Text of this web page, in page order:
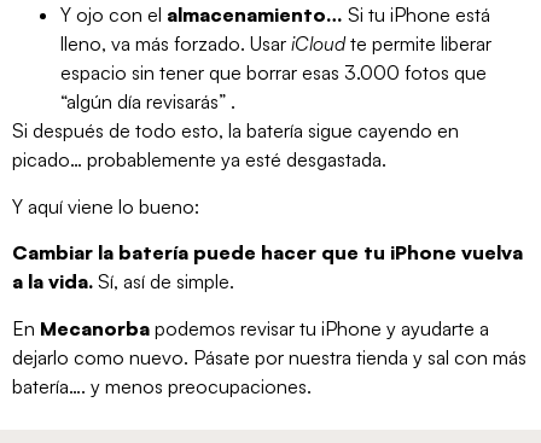
Y ojo con el almacenamiento… Si tu iPhone está
lleno, va más forzado. Usar iCloudte permite liberar
espacio sin tener que borrar esas 3.000 fotos que
“algún día revisarás” .
Si después de todo esto, la batería sigue cayendo en
picado… probablemente ya esté desgastada.
Y aquí viene lo bueno:
Cambiar la batería puede hacer que tu iPhone vuelva
a la vida. Sí, así de simple.
En Mecanorba podemos revisar tu iPhone y ayudarte a
dejarlo como nuevo. Pásate por nuestra tienda y sal con más
batería…. y menos preocupaciones.